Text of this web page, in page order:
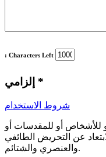
: Characters Left
*
شروط الاستخدام
للأشخاص أو للمقدسات أو
عن التحريض الطائفي
والعنصري والشتائم.